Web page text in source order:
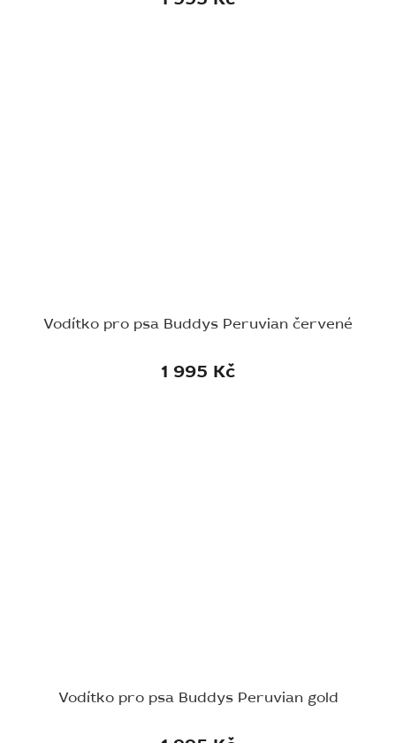
Vodítko pro psa Buddys Peruvian červené
1 995 Kč
Vodítko pro psa Buddys Peruvian gold